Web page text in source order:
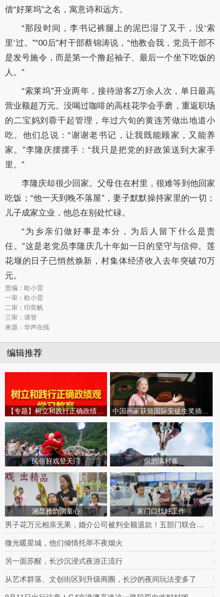
借“好莱坞”之名，寓意诗和远方。
“那段时间，李书记裤腿上的泥巴湿了又干，没‘索
里’过。”“00后”村干部蔡锦涛说，“他教会我，党员干部不
是发号施令，而是第一个撸起袖子、最后一个坐下吃饭的
人。”
“索莱坞”开业两年，接待游客2万余人次，单日最高
营业额超万元。没喝过咖啡的高桂花学会手磨，重返职场
的二宝妈刘蓉干起管理，年过六旬的黄连芳做出地道小
吃。他们总说：“谢谢老书记，让我既能顾家，又能养
家。”李隆庆摆摆手：“我只是把党的好政策送到大家手
里。”
李隆庆却很少回家。父母住在村里，很难等到他回家
吃饭；“他一天到晚不落屋”，妻子默默操持家里的一切；
儿子成家立业，他总在别处忙碌。
“为乡亲们做好事是本分，为后人留下什么是责
任。”这是老党员李隆庆几十年如一日的坚守与信仰。莲
花堰的日子已悄然焕新，村集体经济收入去年突破70万
元。
责编：欧小雷
一审：欧小雷
二审：印奕帆
三审：谭登
来源：华声在线
编辑推荐
民俗好戏登天门 侗韵满村寨
湘昆雅韵润童心 家门口找好工作
男子花万元相亲无果，婚介公司被判全额退款！五部门联合整治婚介七大乱象
微光暖星城，他们倾情托举不夜烟火
另一面苏醒，长沙沉浸式夜游正流行
从艺术群落、文创街区到升级商圈，长沙的夜间玩法变多了